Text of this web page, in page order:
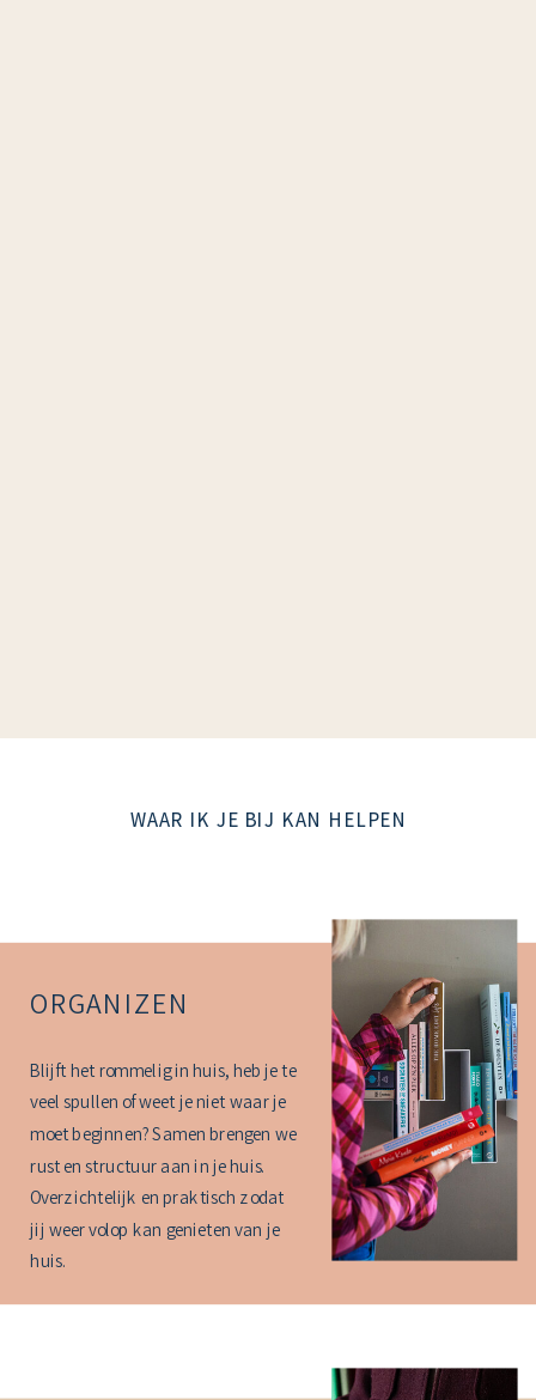
ORGANIZEN
WAAR IK JE BIJ KAN HELPEN
Blijft het rommelig in huis, heb je te
veel spullen of weet je niet waar je
moet beginnen? Samen brengen we
rust en structuur aan in je huis.
Overzichtelijk en praktisch zodat
jij weer volop kan genieten van je
huis.